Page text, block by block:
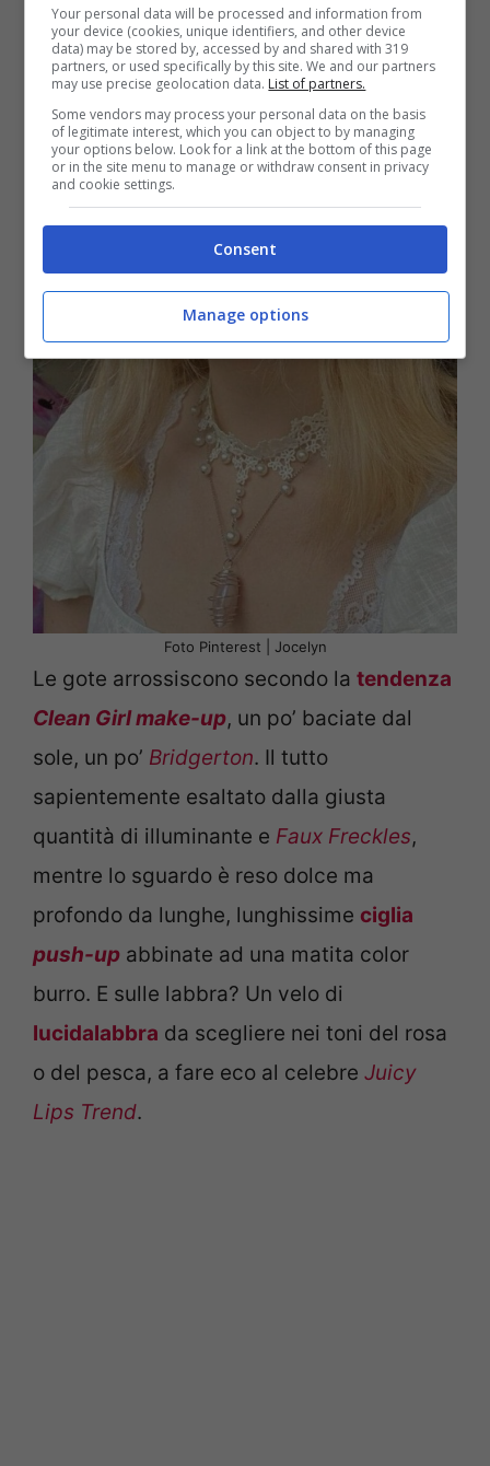
Foto Pinterest | Jocelyn
Le gote arrossiscono secondo la tendenza
Clean Girl make-up, un po’ baciate dal
sole, un po’ Bridgerton. Il tutto
sapientemente esaltato dalla giusta
quantità di illuminante e Faux Freckles,
mentre lo sguardo è reso dolce ma
profondo da lunghe, lunghissime ciglia
push-up abbinate ad una matita color
burro. E sulle labbra? Un velo di
lucidalabbra da scegliere nei toni del rosa
o del pesca, a fare eco al celebre Juicy
Lips Trend.
Your personal data will be processed and information from
your device (cookies, unique identifiers, and other device
data) may be stored by, accessed by and shared with 319
partners, or used specifically by this site. We and our partners
may use precise geolocation data. List of partners.
Some vendors may process your personal data on the basis
of legitimate interest, which you can object to by managing
your options below. Look for a link at the bottom of this page
or in the site menu to manage or withdraw consent in privacy
and cookie settings.
Consent
Manage options